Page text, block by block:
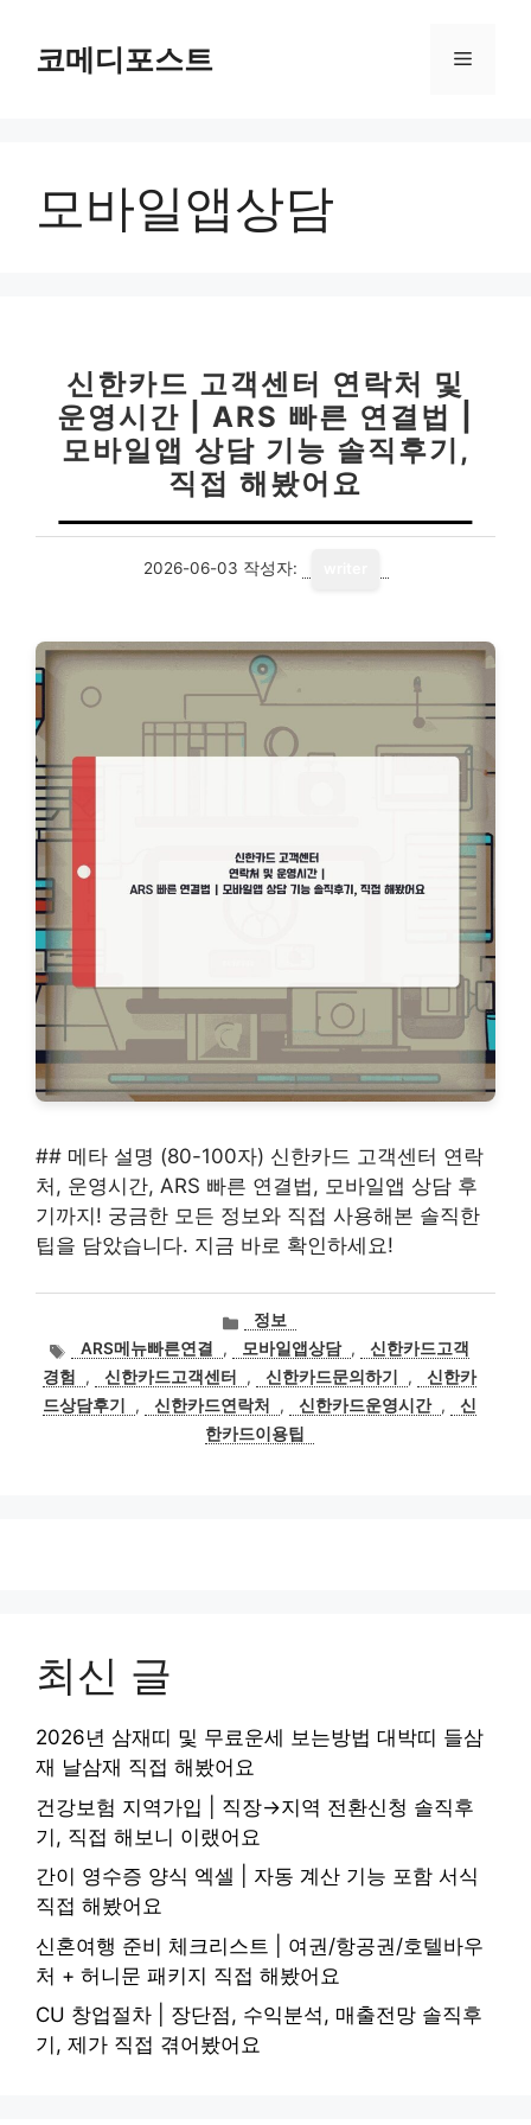
코메디포스트 메
모바일앱상담
신한카드 고객센터 연락처 및
운영시간 | ARS 빠른 연결법 |
모바일앱 상담 기능 솔직후기,
직접 해봤어요
2026-06-03 작성자:
## 메타 설명 (80-100자) 신한카드 고객센터 연락
처, 운영시간, ARS 빠른 연결법, 모바일앱 상담 후
기까지! 궁금한 모든 정보와 직접 사용해본 솔직한
팁을 담았습니다. 지금 바로 확인하세요!
카
테
고
리
정보
태
그
ARS메뉴빠른연결 , 모바일앱상담 ,
신한카드고객
경험
, 신한카드고객센터 , 신한카드문의하기 ,
신한카
드상담후기
, 신한카드연락처 , 신한카드운영시간 ,
신
한카드이용팁
최신 글
2026년 삼재띠 및 무료운세 보는방법 대박띠 들삼
재 날삼재 직접 해봤어요
건강보험 지역가입 | 직장→지역 전환신청 솔직후
기, 직접 해보니 이랬어요
간이 영수증 양식 엑셀 | 자동 계산 기능 포함 서식
직접 해봤어요
신혼여행 준비 체크리스트 | 여권/항공권/호텔바우
처 + 허니문 패키지 직접 해봤어요
CU 창업절차 | 장단점, 수익분석, 매출전망 솔직후
기, 제가 직접 겪어봤어요